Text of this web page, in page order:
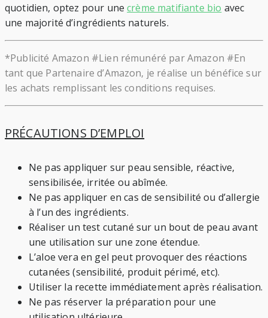
quotidien, optez pour unecrème matifiante bio avec
une majorité d’ingrédients naturels.
*Publicité Amazon #Lien rémunéré par Amazon #En
tant que Partenaire d’Amazon, je réalise un bénéfice sur
les achats remplissant les conditions requises.
PRÉCAUTIONS D’EMPLOI
Ne pas appliquer sur peau sensible, réactive,
sensibilisée, irritée ou abîmée.
Ne pas appliquer en cas de sensibilité ou d’allergie
à l’un des ingrédients.
Réaliser un test cutané sur un bout de peau avant
une utilisation sur une zone étendue.
L’aloe vera en gel peut provoquer des réactions
cutanées (sensibilité, produit périmé, etc).
Utiliser la recette immédiatement après réalisation.
Ne pas réserver la préparation pour une